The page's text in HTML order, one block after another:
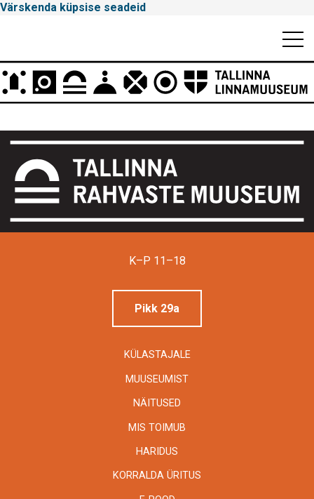
Värskenda küpsise seadeid
Peamenüü
K–P 11–18
Pikk 29a
KÜLASTAJALE
MUUSEUMIST
NÄITUSED
MIS TOIMUB
HARIDUS
KORRALDA ÜRITUS